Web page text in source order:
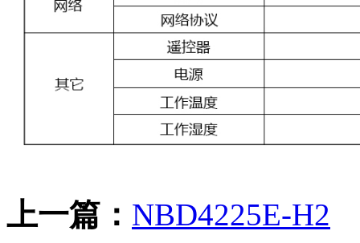
上一篇： NBD4225E-H2